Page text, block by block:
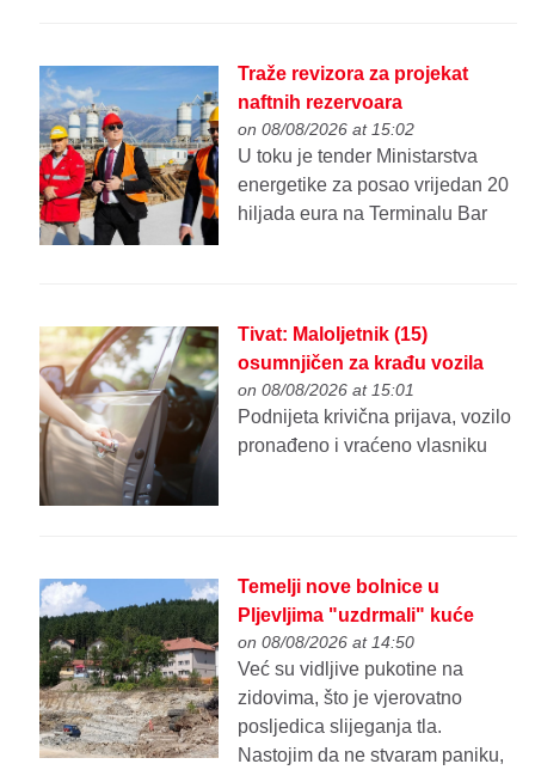
Traže revizora za projekat
naftnih rezervoara
on 08/08/2026 at 15:02
U toku je tender Ministarstva
energetike za posao vrijedan 20
hiljada eura na Terminalu Bar
Tivat: Maloljetnik (15)
osumnjičen za krađu vozila
on 08/08/2026 at 15:01
Podnijeta krivična prijava, vozilo
pronađeno i vraćeno vlasniku
Temelji nove bolnice u
Pljevljima "uzdrmali" kuće
on 08/08/2026 at 14:50
Već su vidljive pukotine na
zidovima, što je vjerovatno
posljedica slijeganja tla.
Nastojim da ne stvaram paniku,